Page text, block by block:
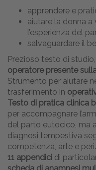
apprendere e
aiutare la donna
l’esperienza del
salvaguardare il
Prezioso testo di
operatore presente
Strumento per aiutare
trasferimento in
Testo di pratica clinica
per accompagnare
del parto eutocico, ma
diagnosi tempestiva
competenza, arte e
11 appendici di
scheda di anamnesi